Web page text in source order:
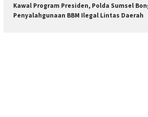
Kawal Program Presiden, Polda Sumsel
Penyalahgunaan BBM Ilegal Lintas Daerah